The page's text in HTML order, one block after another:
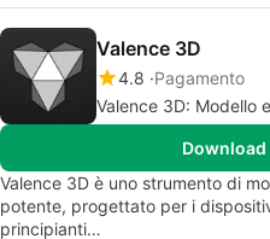
Valence 3D
4.8 Pagamento
Valence 3D: Modello
Download
Valence 3D è uno strumento di
potente, progettato per i
principianti…